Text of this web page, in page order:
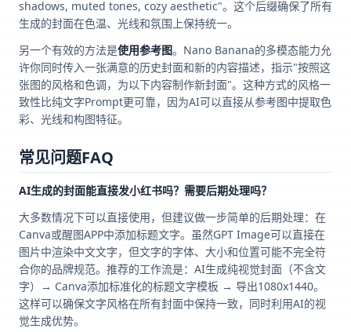
shadows, muted tones, cozy aesthetic"。这个后缀确保了所有
生成的封面在色温、光线和氛围上保持统一。
另一个有效的方法是使用参考图。Nano Banana的多模态能力允
许你同时传入一张满意的历史封面和新的内容描述，指示"按照这
张图的风格和色调，为以下内容制作新封面"。这种方式的风格一
致性比纯文字Prompt更可靠，因为AI可以直接从参考图中提取色
彩、光线和构图特征。
常见问题FAQ
AI生成的封面能直接发小红书吗？需要后期处理吗？
大多数情况下可以直接使用，但建议做一步简单的后期处理：在
Canva或醒图APP中添加标题文字。虽然GPT Image可以直接在
图片中渲染中文文字，但文字的字体、大小和位置可能不完全符
合你的品牌规范。推荐的工作流是：AI生成纯视觉封面（不含文
字）→ Canva添加标准化的标题文字模板 → 导出1080x1440。
这样可以确保文字风格在所有封面中保持一致，同时利用AI的视
觉生成优势。